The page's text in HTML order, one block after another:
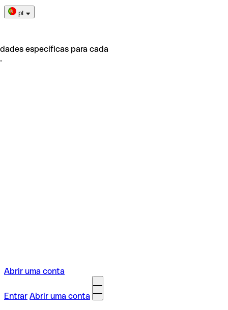
pt
específicas para cada
Abrir uma conta
Entrar Abrir uma conta